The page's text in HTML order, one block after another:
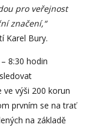
pro veřejnost
značení,“
Karel Bury.
8:30 hodin
výši 200 korun
prvním se na trať
na základě